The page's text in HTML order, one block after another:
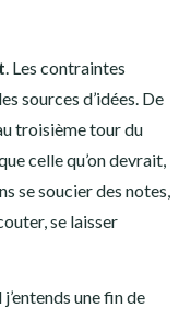
. Les contraintes
sources d’idées. De
troisième tour du
celle qu’on devrait,
se soucier des notes,
se laisser
j’entends une fin de